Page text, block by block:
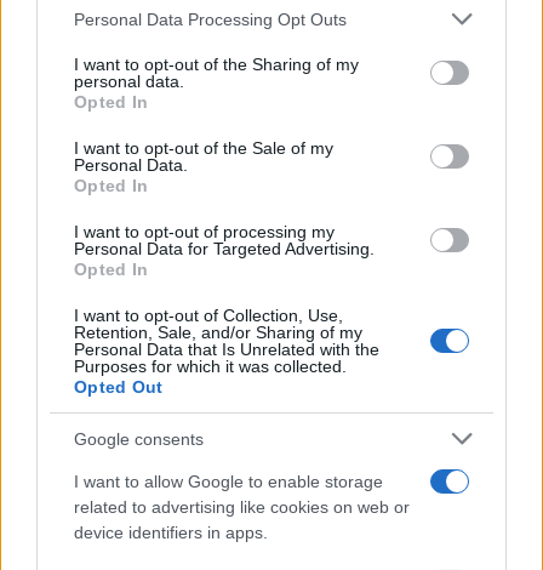
Personal Data Processing Opt Outs
I want to opt-out of the Sharing of my
personal data.
Opted In
I want to opt-out of the Sale of my
Personal Data.
Opted In
I want to opt-out of processing my
Personal Data for Targeted Advertising.
Opted In
I want to opt-out of Collection, Use,
Retention, Sale, and/or Sharing of my
Personal Data that Is Unrelated with the
Purposes for which it was collected.
Opted Out
Google consents
I want to allow Google to enable storage
related to advertising like cookies on web or
device identifiers in apps.
perché è ambigua, fluida, e non solo
sessualmente parlando. Mi sembra abbia una
personalità misteriosa, inafferrabile, è italiana, ma
anche svizzera, ma anche americana. Ha un padre
ebreo, ma gli sta sulle palle Israele, ha un nonno
di origine ucraina, ma non mi sembra voglia
battersi per la difesa di quel popolo.
attirare l’attenzione, e lei ha tutte le caratteristiche
dei primi. Questa curiosità, figlio un po’ della
disperazione, un po’ dell’attrazione, può
trasformarsi in un progetto politico? A giudicare
dalle premesse, dai primi passi, direi di no. Voglio
dire, se Alice Klein è la donna che ho abbiamo
conosciuto, non vedo per lei un grande futuro. Se